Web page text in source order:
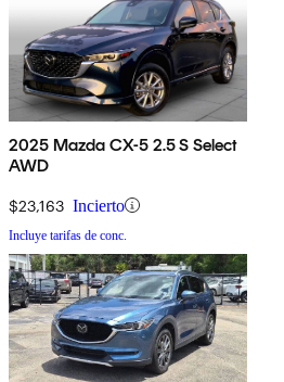
2025 Mazda CX-5 2.5 S Select
AWD
$23,163 Incierto
Incluye tarifas de conc.